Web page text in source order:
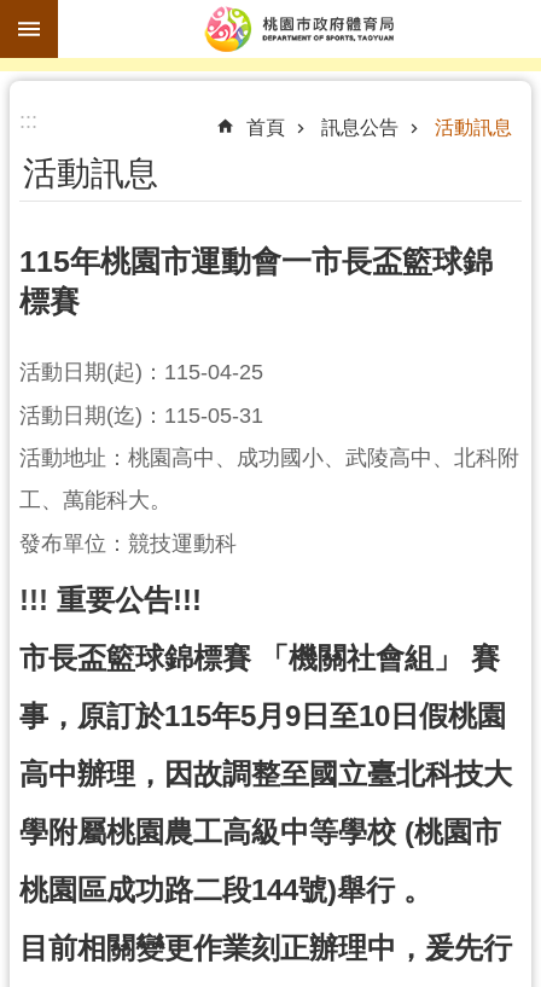
跳到主要內容區塊
進
搜
尋
訊
公
告
認
體
育
機
關
通
訊
錄
場
介
育
::: 首頁 訊息公告 活動訊息
活動訊息
115年桃園市運動會一市長盃籃球錦
標賽
活動日期(起)：115-04-25
活動日期(迄)：115-05-31
活動地址：桃園高中、成功國小、武陵高中、北科附
工、萬能科大。
發布單位：競技運動科
!!! 重要公告!!!
市長盃籃球錦標賽 「機關社會組」 賽
事， 原訂於115年5月9日至10日假桃園
高中辦理， 因故調整至國立臺北科技大
學附屬桃園農工高級中等學校 (桃園市
桃園區成功路二段144號)舉行 。
目前相關變更作業刻正辦理中， 爰先行